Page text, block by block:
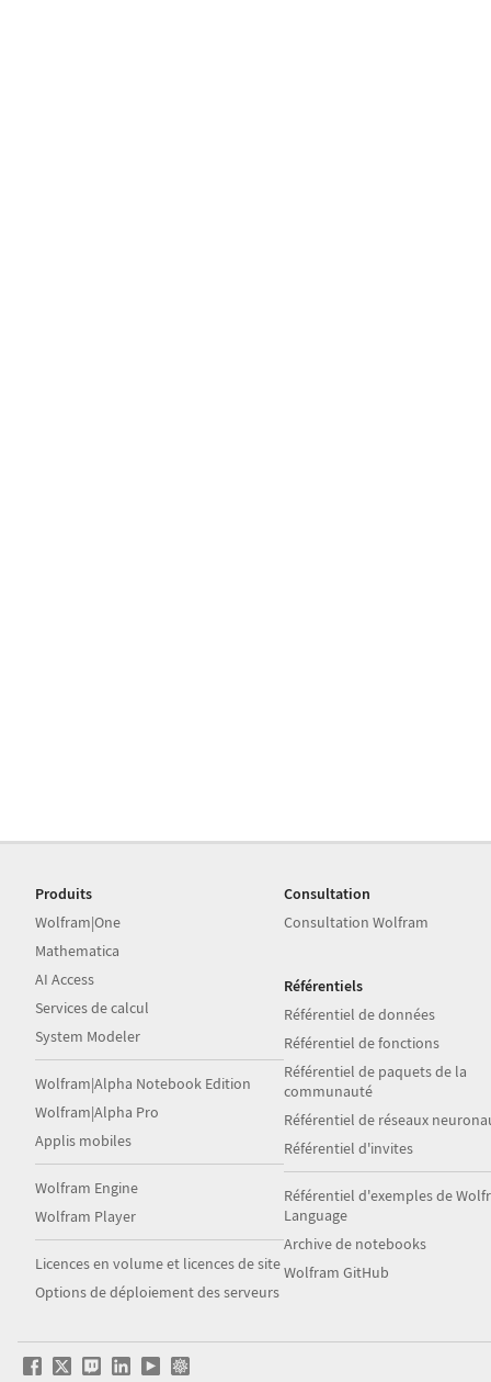
Produits
Wolfram|One
Mathematica
AI Access
Services de calcul
System Modeler
Wolfram|Alpha Notebook Edition
Wolfram|Alpha Pro
Applis mobiles
Wolfram Engine
Wolfram Player
Licences en volume et licences de site
Options de déploiement des serveurs
Consultation
Consultation Wolfram
Référentiels
Référentiel de données
Référentiel de fonctions
Référentiel de paquets de la
communauté
Référentiel de réseaux
Référentiel d'invites
Référentiel d'exemples de
Language
Archive de notebooks
Wolfram GitHub